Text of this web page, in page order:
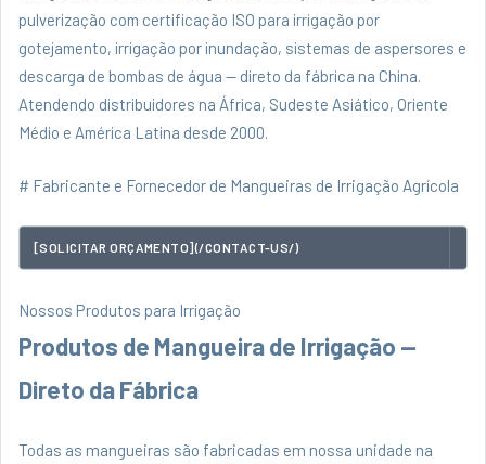
pulverização com certificação ISO para irrigação por
gotejamento, irrigação por inundação, sistemas de aspersores e
descarga de bombas de água — direto da fábrica na China.
Atendendo distribuidores na África, Sudeste Asiático, Oriente
Médio e América Latina desde 2000.
# Fabricante e Fornecedor de Mangueiras de Irrigação Agrícola
[SOLICITAR ORÇAMENTO](/CONTACT-US/)
Nossos Produtos para Irrigação
Produtos de Mangueira de Irrigação —
Direto da Fábrica
Todas as mangueiras são fabricadas em nossa unidade na